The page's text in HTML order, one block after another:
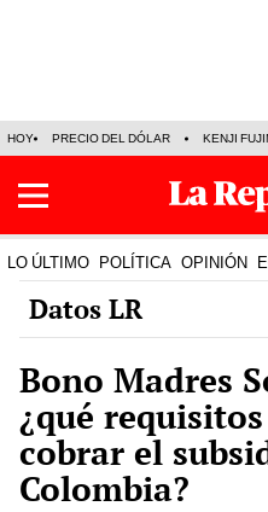
HOY PRECIO DEL DÓLAR KENJI
LO ÚLTIMO POLÍTICA OPINIÓN
Datos LR
Bono Madres
¿qué
cobrar el
Colombia?